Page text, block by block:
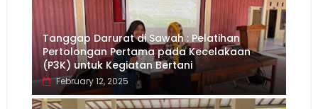
Tanggap Darurat di Sawah : Pelatihan
Pertolongan Pertama pada Kecelakaan
(P3K) untuk Kegiatan Bertani
February 12, 2025